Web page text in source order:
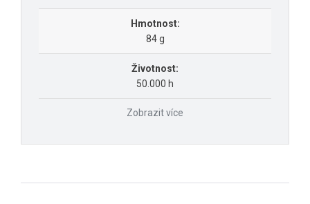
Hmotnost:
84 g
Životnost:
50.000 h
Zobrazit více